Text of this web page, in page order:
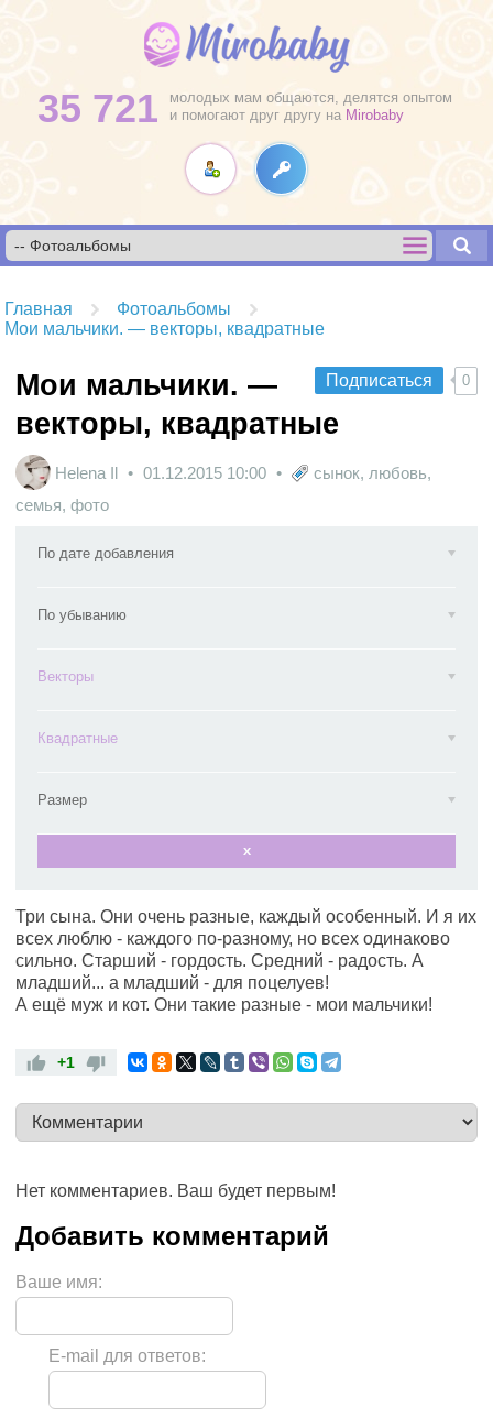
35 721
молодых мам общаются, делятся опытом
и помогают друг другу на Mirobaby
Главная
Фотоальбомы
Мои мальчики. — векторы, квадратные
Подписаться 0
Мои мальчики. —
векторы, квадратные
Helena Il 01.12.2015 10:00 сынок, любовь,
семья, фото
По дате добавления
По убыванию
Векторы
Квадратные
Размер
x
Три сына. Они очень разные, каждый особенный. И я их
всех люблю - каждого по-разному, но всех одинаково
сильно. Старший - гордость. Средний - радость. А
младший... а младший - для поцелуев!
А ещё муж и кот. Они такие разные - мои мальчики!
+1
Нет комментариев. Ваш будет первым!
Ваше имя:
E-mail для ответов: